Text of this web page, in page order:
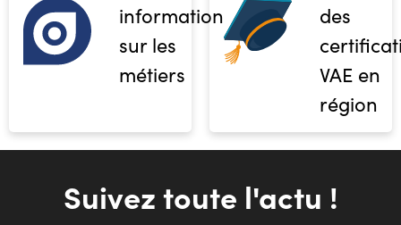
informations
sur les
métiers
des
VAE en
région
Suivez toute l'actu !